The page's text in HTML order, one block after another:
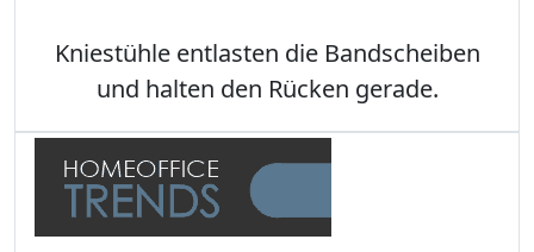
Kniestühle entlasten die Bandscheiben
und halten den Rücken gerade.